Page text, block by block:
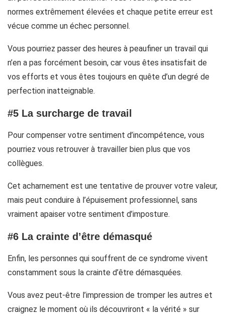
normes extrêmement élevées et chaque petite erreur est
vécue comme un échec personnel.
Vous pourriez passer des heures à peaufiner un travail qui
n’en a pas forcément besoin, car vous êtes insatisfait de
vos efforts et vous êtes toujours en quête d’un degré de
perfection inatteignable.
#5 La surcharge de travail
Pour compenser votre sentiment d’incompétence, vous
pourriez vous retrouver à travailler bien plus que vos
collègues.
Cet acharnement est une tentative de prouver votre valeur,
mais peut conduire à l’épuisement professionnel, sans
vraiment apaiser votre sentiment d’imposture.
#6 La crainte d’être démasqué
Enfin, les personnes qui souffrent de ce syndrome vivent
constamment sous la crainte d’être démasquées.
Vous avez peut-être l’impression de tromper les autres et
craignez le moment où ils découvriront « la vérité » sur